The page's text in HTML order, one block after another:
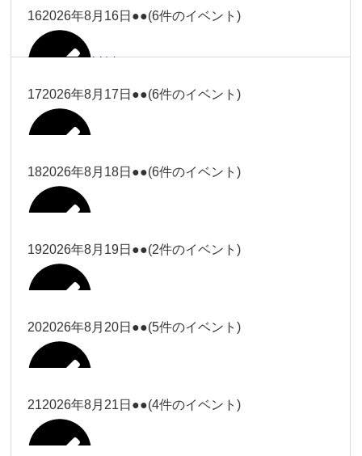
院長
Close Close
2026年8月1日
院長
Close Close
2026年8月2日
関谷（17-19時）
院長
Close Close
2026年8月3日
院長
関谷（17-
Close
関谷（17-19時）
2026年8月7日
2026年8月8日
関谷（17-
Close
関谷（17-19時）
2026年8月8日
院長
院長
大西
小林
Close
2026年8月9日
ー18時）
Close Close
Close
武井
2026年8月10日
関谷（17-
Close
関谷（17-19時）
2026年8月10日
小林
2026年8月11日
時ー19
時）
松本（17時ー19時）
武井
Close
松本
Close Close
松本
2026年8月12日
Close Close
大西
2026年8月13日
武井
武井
塩川
松本（9時
ー18時）
Close Close
松本（9時ー18時）
2026年8月14日
Close
武井
冨田（9時
Close Close
冨田（9時ー18時）
2026年8月15日
小林
Close Close
2026年8月15日
162026年8月16日 ●●(6件のイベント)
大西
大西
Close Close
小林
2026年8月16日
172026年8月17日 ●●(6件のイベント)
塩川
塩川
大西
Close Close
大西
182026年8月18日 ●●(6件のイベント)
冨田（17
時）
Close Close
2026年8月18日
192026年8月19日 ●●(2件のイベント)
冨田
冨田
202026年8月20日 ●●(5件のイベント)
冨田
212026年8月21日 ●●(4件のイベント)